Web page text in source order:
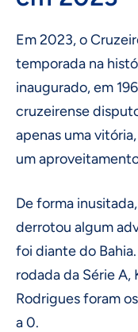
Em 2023, o
temporada na
inaugurado, em
cruzeirense
apenas uma
um
De forma
derrotou algum
foi diante do
rodada da Série A,
Rodrigues foram
a 0.